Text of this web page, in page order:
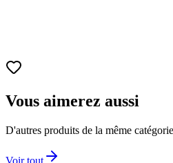
Vous aimerez aussi
D'autres produits de la même catégorie
Voir tout